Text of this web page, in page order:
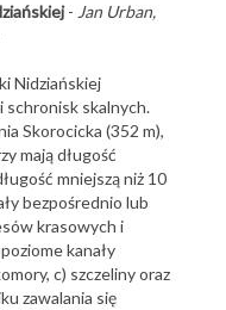
- Jan Urban,
Nidziańskiej
schronisk skalnych.
Skorocicka (352 m),
mają długość
mniejszą niż 10
bezpośrednio lub
krasowych i
kanały
c) szczeliny oraz
zawalania się